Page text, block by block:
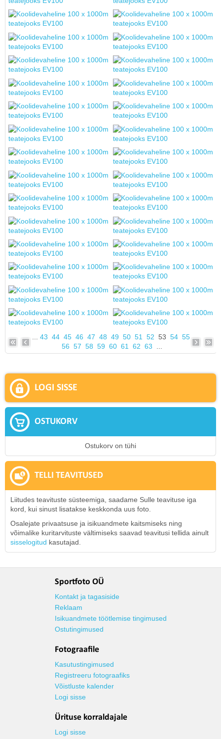
43 44 45 46 47 48 49 50 51 52 53 54 55
56 57 58 59 60 61 62 63
LOGI SISSE
OSTUKORV
Ostukorv on tühi
TELLI TEAVITUSED
Liitudes teavituste süsteemiga, saadame Sulle teavituse iga
kord, kui sinust lisatakse keskkonda uus foto.
Osalejate privaatsuse ja isikuandmete kaitsmiseks ning
võimalike kuritarvituste vältimiseks saavad teavitusi tellida ainult
sisselogitud kasutajad.
Sportfoto OÜ
Kontakt ja tagasiside
Reklaam
Isikuandmete töötlemise tingimused
Ostutingimused
Fotograafile
Kasutustingimused
Registreeru fotograafiks
Võistluste kalender
Logi sisse
Ürituse korraldajale
Logi sisse